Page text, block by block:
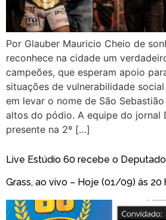
Por Glauber Mauricio Cheio de
reconhece na cidade um
campeões, que esperam apoio
situações de vulnerabilidade
em levar o nome de São
altos do pódio. A equipe do jornal
presente na 2º […]
Live Estúdio 60 recebe o
Grass, ao vivo – Hoje (01/09) ás